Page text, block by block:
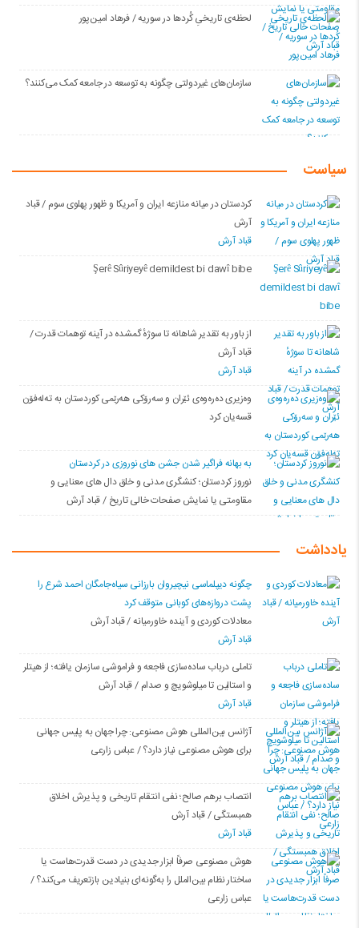
لحظه‌ی تاریخیِ کُردها در سوریه / فرهاد امین‌پور
سازمان‌های غیردولتی چگونه به توسعه در جامعه کمک می‌کنند؟
سیاست
کردستان در میانه منازعە ایران و آمریکا و ظهور پهلوی سوم / قباد
آرش
قباد آرش
Şerê Sûriyeyê demildest bi dawî bibe
از باور بە تقدیر شاهانه تا سوژهٔ گمشده در آینه توهمات قدرت /
قباد آرش
قباد آرش
وەزیری دەرەوەی ئێران و سەرۆکی هەرێمی کوردستان بە تەلەفۆن
قسەیان کرد
به بهانه فراگیر شدن جشن های نوروزی در کردستان
نوروز کردستان؛ کنشگری مدنی و خلق دال های معنایی و
مقاومتی یا نمایش صفحات خالی تاریخ / قباد آرش
یادداشت
چگونه دیپلماسی نیچیروان بارزانی سیاەجامگان احمد شرع را
پشت دروازەهای کوبانی متوقف کرد
معادلات کوردی و آینده خاورمیانه / قباد آرش
قباد آرش
تاملی درباب سادەسازی فاجعە و فراموشی سازمان یافتە؛ از هیتلر
و استالین تا میلوشویچ و صدام / قباد آرش
قباد آرش
آژانس بین‌المللی هوش مصنوعی: چرا جهان به پلیس جهانی
برای هوش مصنوعی نیاز دارد؟ / عباس زارعی
انتصاب برهم صالح؛ نفی انتقام تاریخی و پذیرش اخلاق
همبستگی / قباد آرش
قباد آرش
هوش مصنوعی صرفاً ابزار جدیدی در دست قدرت‌هاست یا
ساختار نظام بین‌الملل را به‌گونه‌ای بنیادین بازتعریف می‌کند؟ /
عباس زارعی